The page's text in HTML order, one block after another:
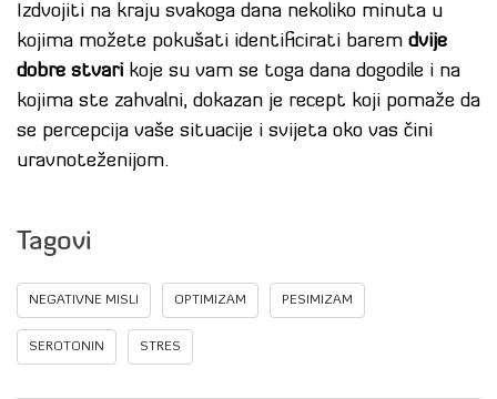
Izdvojiti na kraju svakoga dana nekoliko minuta u
kojima možete pokušati identificirati barem dvije
dobre stvari koje su vam se toga dana dogodile i na
kojima ste zahvalni, dokazan je recept koji pomaže da
se percepcija vaše situacije i svijeta oko vas čini
uravnoteženijom.
Tagovi
NEGATIVNE MISLI OPTIMIZAM PESIMIZAM
SEROTONIN STRES